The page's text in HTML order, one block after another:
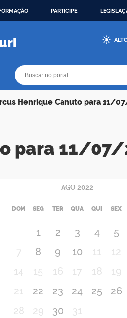
PARTICIPE
Henrique Canuto para 11/
para 11/
AGO 2022
DOM SEG TER QUA QUI SEX
1 2 3 4 5
7
8 9 10 11 12
14
15 16 17 18 19
21
22 23 24 25 26
28
29 30 31